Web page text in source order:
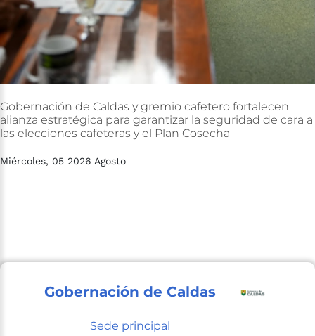
Gobernación de Caldas y gremio cafetero fortalecen
alianza estratégica para garantizar la seguridad de cara a
las elecciones cafeteras y el Plan Cosecha
Miércoles, 05 2026 Agosto
Gobernación de Caldas
Sede principal